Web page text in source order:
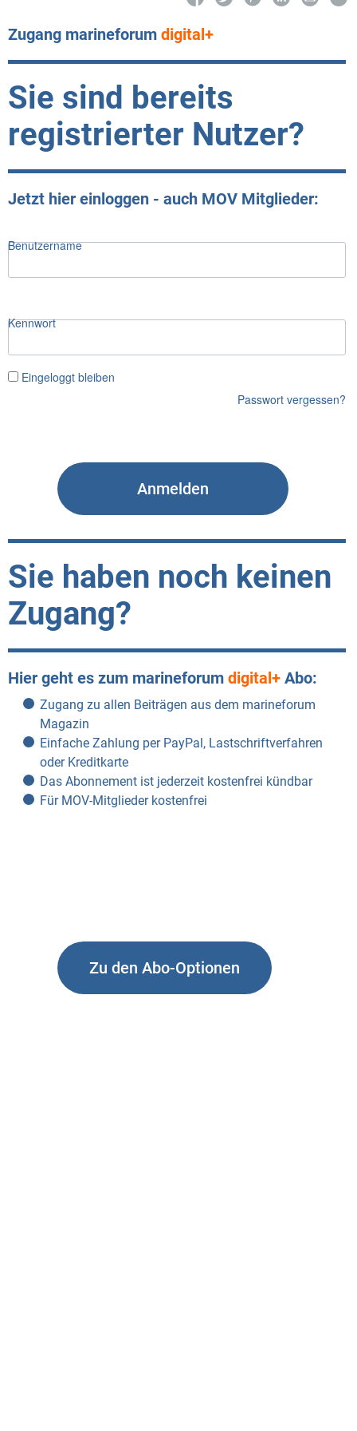
Zugang marineforum digital+
Sie sind bereits
registrierter Nutzer?
Jetzt hier einloggen - auch MOV Mitglieder:
Benutzername
Kennwort
Eingeloggt bleiben
Passwort vergessen?
Sie haben noch keinen
Zugang?
Hier geht es zum marineforum digital+ Abo:
Zugang zu allen Beiträgen aus dem marineforum
Magazin
Einfache Zahlung per PayPal, Lastschriftverfahren
oder Kreditkarte
Das Abonnement ist jederzeit kostenfrei kündbar
Für MOV-Mitglieder kostenfrei
Zu den Abo-Optionen